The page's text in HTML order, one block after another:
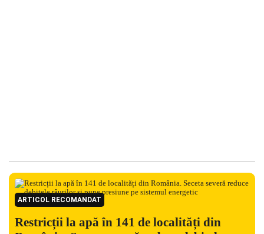
ARTICOL RECOMANDAT
Restricții la apă în 141 de localități din